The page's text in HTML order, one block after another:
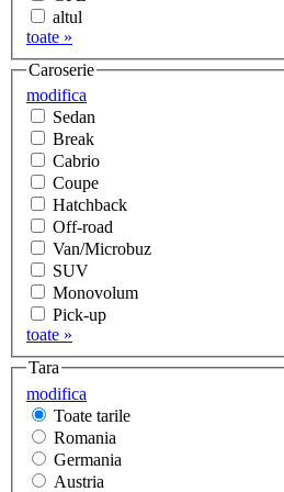
altul
toate »
modifica
Caroserie
Sedan
Break
Cabrio
Coupe
Hatchback
Off-road
Van/Microbuz
SUV
Monovolum
Pick-up
toate »
modifica
Tara
Toate tarile
Romania
Germania
Austria